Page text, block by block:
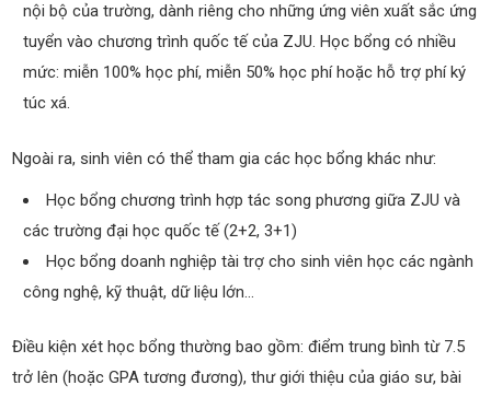
nội bộ của trường, dành riêng cho những ứng viên xuất sắc ứng
tuyển vào chương trình quốc tế của ZJU. Học bổng có nhiều
mức: miễn 100% học phí, miễn 50% học phí hoặc hỗ trợ phí ký
túc xá.
Ngoài ra, sinh viên có thể tham gia các học bổng khác như:
Học bổng chương trình hợp tác song phương giữa ZJU và
các trường đại học quốc tế (2+2, 3+1)
Học bổng doanh nghiệp tài trợ cho sinh viên học các ngành
công nghệ, kỹ thuật, dữ liệu lớn…
Điều kiện xét học bổng thường bao gồm: điểm trung bình từ 7.5
trở lên (hoặc GPA tương đương), thư giới thiệu của giáo sư, bài